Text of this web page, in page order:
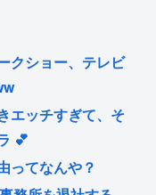
クショー、テレビ
エッチすぎて、そ
💕
ってなんや？